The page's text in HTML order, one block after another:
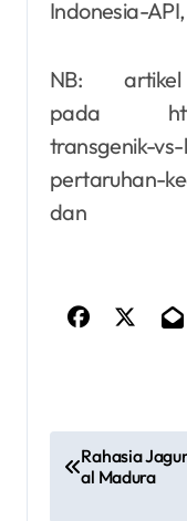
Indonesia-
NB:
pada
transgenik-
pertaruhan-
dan
P Rahasia
al Madura